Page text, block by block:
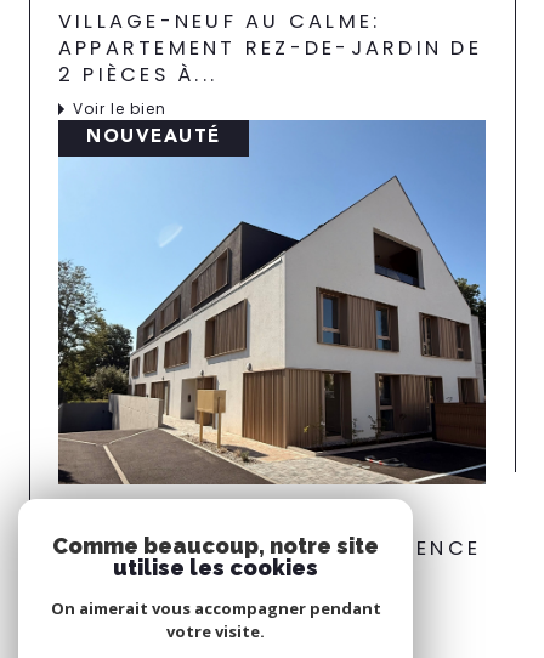
VILLAGE-NEUF AU CALME:
APPARTEMENT REZ-DE-JARDIN DE
2 PIÈCES À...
Voir le bien
NOUVEAUTÉ
SAUSHEIM DANS JOLIE RÉSIDENCE
Voir le bien
Comme beaucoup, notre site
utilise les cookies
On aimerait vous accompagner pendant
votre visite.